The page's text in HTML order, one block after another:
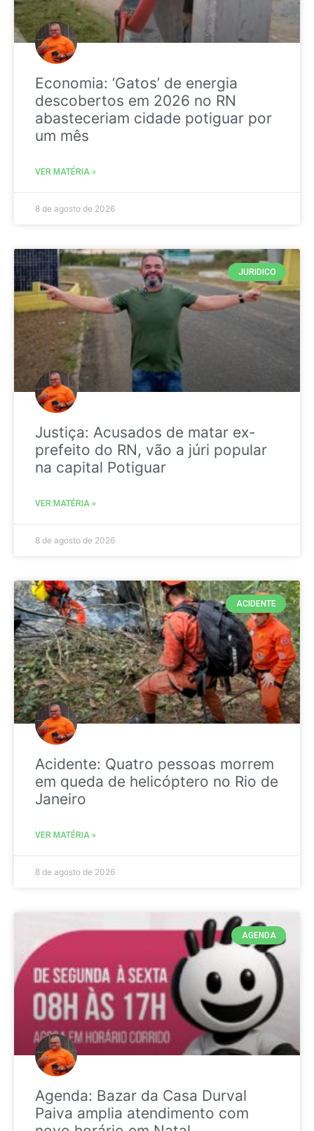
Economia: ‘Gatos’ de energia
descobertos em 2026 no RN
abasteceriam cidade potiguar por
um mês
VER MATÉRIA »
8 de agosto de 2026
JURIDICO
Justiça: Acusados de matar ex-
prefeito do RN, vão a júri popular
na capital Potiguar
VER MATÉRIA »
8 de agosto de 2026
ACIDENTE
Acidente: Quatro pessoas morrem
em queda de helicóptero no Rio de
Janeiro
VER MATÉRIA »
8 de agosto de 2026
AGENDA
Agenda: Bazar da Casa Durval
Paiva amplia atendimento com